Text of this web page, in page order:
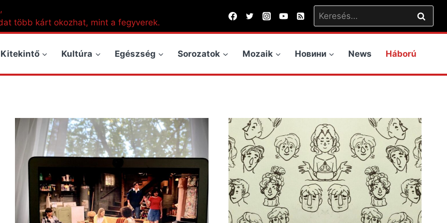
több kárt okozhat, mint a fegyverek.
Keresés:
Kitekintő Kultúra Egészség Sorozatok Mozaik Новини News Háború